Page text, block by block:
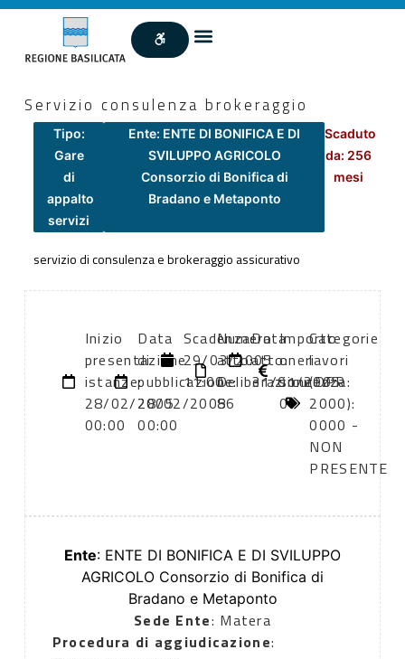
Servizio consulenza brokeraggio
Tipo:
Gare
di
appalto
servizi
Ente: ENTE DI BONIFICA E DI
SVILUPPO AGRICOLO
Consorzio di Bonifica di
Bradano e Metaponto
Scaduto
da: 256
mesi
servizio di consulenza e brokeraggio assicurativo
Inizio
presentazione
istanze:
28/02/2005
00:00
Data
di
pubblicazione:
28/02/2005
00:00
Scadenza:
29/03/2005
11:00
Numero
atto:
Deliberazione
86
Data
atto:
31/01/2005
Importo
oneri
sicurezza:
0
Categorie
lavori
(DPR
2000):
0000 -
NON
PRESENTE
Ente: ENTE DI BONIFICA E DI SVILUPPO
AGRICOLO Consorzio di Bonifica di
Bradano e Metaponto
Sede Ente: Matera
Procedura di aggiudicazione: